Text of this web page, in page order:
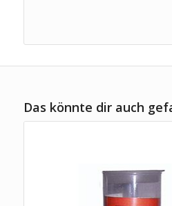
Das könnte dir auch